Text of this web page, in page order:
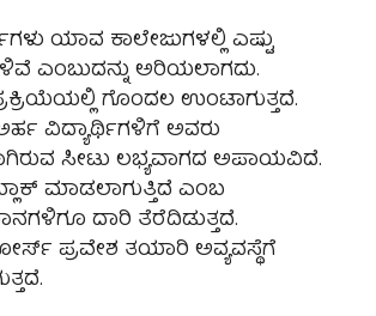
ಯಾವ ಕಾಲೇಜುಗಳಲ್ಲಿ ಎಷ್ಟು
ಎಂಬುದನ್ನು ಅರಿಯಲಾಗದು.
ಗೊಂದಲ ಉಂಟಾಗುತ್ತದೆ.
ವಿದ್ಯಾರ್ಥಿಗಳಿಗೆ ಅವರು
ಸೀಟು ಲಭ್ಯವಾಗದ ಅಪಾಯವಿದೆ.
ಮಾಡಲಾಗುತ್ತಿದೆ ಎಂಬ
ದಾರಿ ತೆರೆದಿಡುತ್ತದೆ.
ಪ್ರವೇಶ ತಯಾರಿ ಅವ್ಯವಸ್ಥೆಗೆ